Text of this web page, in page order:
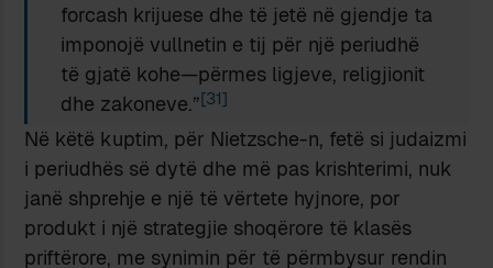
forcash krijuese dhe të jetë në gjendje ta
imponojë vullnetin e tij për një periudhë
të gjatë kohe—përmes ligjeve, religjionit
dhe zakoneve.”[31]
Në këtë kuptim, për Nietzsche-n, fetë si judaizmi
i periudhës së dytë dhe më pas krishterimi, nuk
janë shprehje e një të vërtete hyjnore, por
produkt i një strategjie shoqërore të klasës
priftërore, me synimin për të përmbysur rendin